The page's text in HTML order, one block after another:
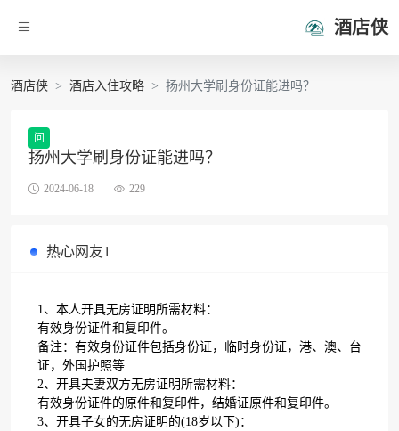
酒店侠
酒店侠 酒店入住攻略 扬州大学刷身份证能进吗？
问
扬州大学刷身份证能进吗？
2024-06-18 229
热心网友1
1、本人开具无房证明所需材料：
有效身份证件和复印件。
备注：有效身份证件包括身份证，临时身份证，港、澳、台
证，外国护照等
2、开具夫妻双方无房证明所需材料：
有效身份证件的原件和复印件，结婚证原件和复印件。
3、开具子女的无房证明的(18岁以下)：